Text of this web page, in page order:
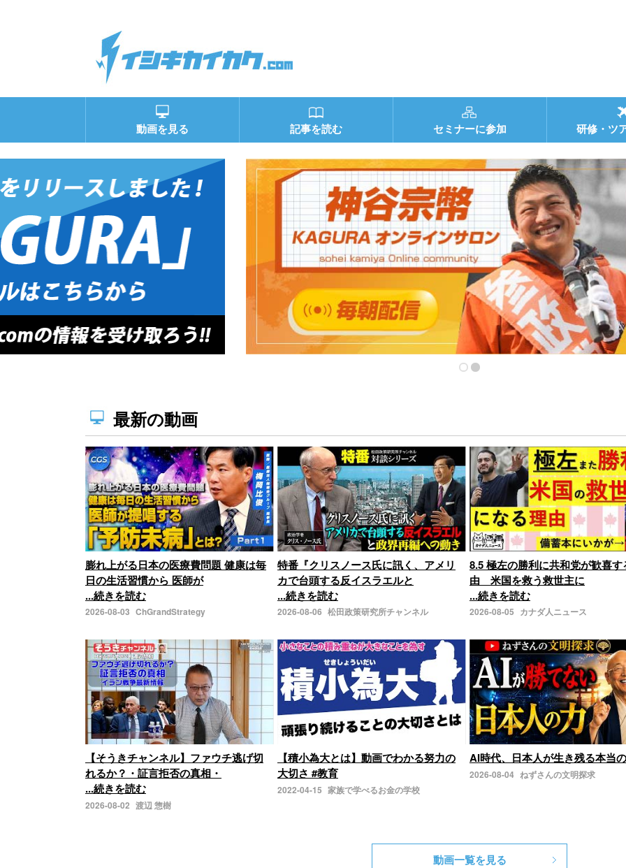
動画を見る 記事を読む セミナーに参加 研修・ツ
最新の動画
膨れ上がる日本の医療費問題 健康は毎
日の生活習慣から 医師が
...続きを読む
2026-08-03 ChGrandStrategy
特番『クリスノース氏に訊く、アメリ
カで台頭する反イスラエルと
...続きを読む
2026-08-06 松田政策研究所チャンネル
8.5 極左の勝利に共和党が歓喜す
由 米国を救う救世主に
...続きを読む
2026-08-05 カナダ人ニュース
【そうきチャンネル】ファウチ逃げ切
れるか？・証言拒否の真相・
...続きを読む
2026-08-02 渡辺 惣樹
【積小為大とは】動画でわかる努力の
大切さ #教育
2022-04-15 家族で学べるお金の学校
AI時代、日本人が生き残る本当
2026-08-04 ねずさんの文明探求
動画一覧を見る